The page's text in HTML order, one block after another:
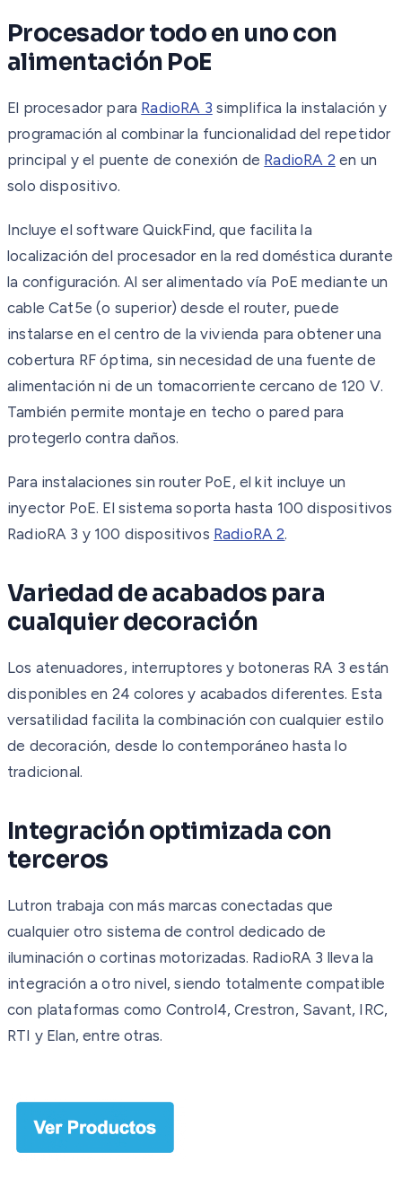
Procesador todo en uno con
alimentación PoE
El procesador para RadioRA 3 simplifica la instalación y
programación al combinar la funcionalidad del repetidor
principal y el puente de conexión de RadioRA 2 en un
solo dispositivo.
Incluye el software QuickFind, que facilita la
localización del procesador en la red doméstica durante
la configuración. Al ser alimentado vía PoE mediante un
cable Cat5e (o superior) desde el router, puede
instalarse en el centro de la vivienda para obtener una
cobertura RF óptima, sin necesidad de una fuente de
alimentación ni de un tomacorriente cercano de 120 V.
También permite montaje en techo o pared para
protegerlo contra daños.
Para instalaciones sin router PoE, el kit incluye un
inyector PoE. El sistema soporta hasta 100 dispositivos
RadioRA 3 y 100 dispositivos RadioRA 2.
Variedad de acabados para
cualquier decoración
Los atenuadores, interruptores y botoneras RA 3 están
disponibles en 24 colores y acabados diferentes. Esta
versatilidad facilita la combinación con cualquier estilo
de decoración, desde lo contemporáneo hasta lo
tradicional.
Integración optimizada con
terceros
Lutron trabaja con más marcas conectadas que
cualquier otro sistema de control dedicado de
iluminación o cortinas motorizadas. RadioRA 3 lleva la
integración a otro nivel, siendo totalmente compatible
con plataformas como Control4, Crestron, Savant, IRC,
RTI y Elan, entre otras.